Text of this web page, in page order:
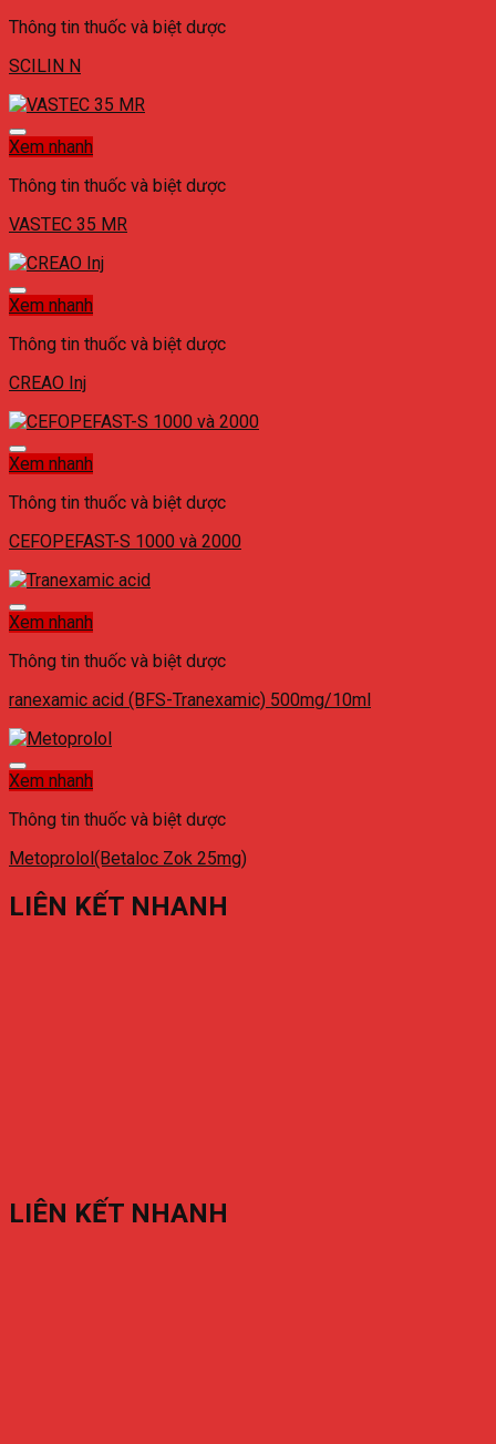
Thông tin thuốc và biệt dược
SCILIN N
Xem nhanh
Thông tin thuốc và biệt dược
VASTEC 35 MR
Xem nhanh
Thông tin thuốc và biệt dược
CREAO Inj
Xem nhanh
Thông tin thuốc và biệt dược
CEFOPEFAST-S 1000 và 2000
Xem nhanh
Thông tin thuốc và biệt dược
ranexamic acid (BFS-Tranexamic) 500mg/10ml
Xem nhanh
Thông tin thuốc và biệt dược
Metoprolol(Betaloc Zok 25mg)
LIÊN KẾT NHANH
LIÊN KẾT NHANH